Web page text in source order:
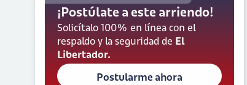
¡Postúlate a este arriendo!
Solicítalo 100% en línea con el
respaldo y la seguridad de El
Libertador.
Postularme ahora